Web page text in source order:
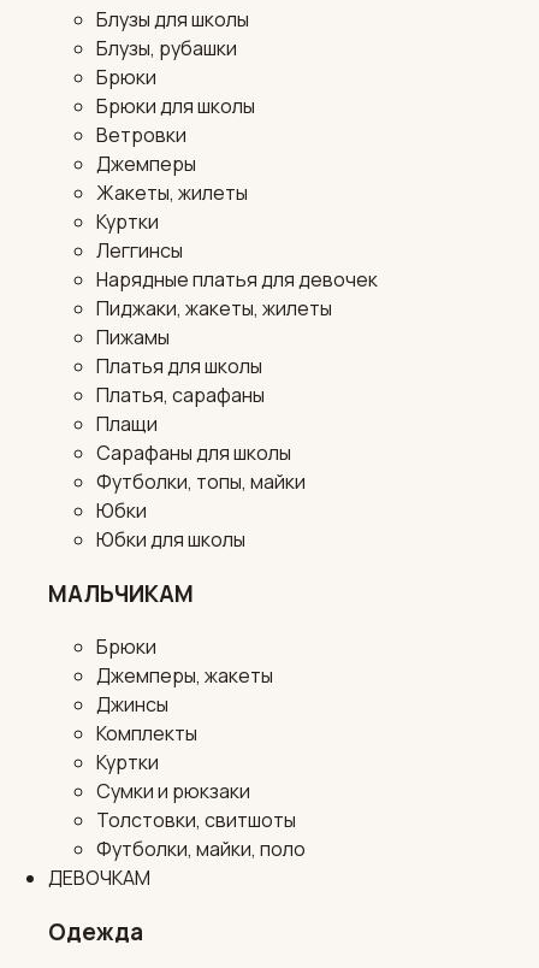
Блузы для школы
Блузы, рубашки
Брюки
Брюки для школы
Ветровки
Джемперы
Жакеты, жилеты
Куртки
Леггинсы
Нарядные платья для девочек
Пиджаки, жакеты, жилеты
Пижамы
Платья для школы
Платья, сарафаны
Плащи
Сарафаны для школы
Футболки, топы, майки
Юбки
Юбки для школы
МАЛЬЧИКАМ
Брюки
Джемперы, жакеты
Джинсы
Комплекты
Куртки
Сумки и рюкзаки
Толстовки, свитшоты
Футболки, майки, поло
ДЕВОЧКАМ
Одежда